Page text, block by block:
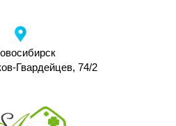
Гвардейцев, 74/2